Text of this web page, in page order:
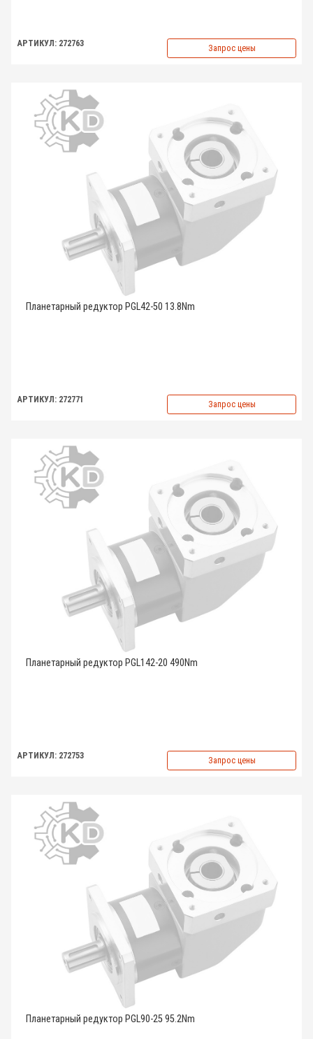
АРТИКУЛ: 272763 Запрос цены
Планетарный редуктор PGL42-50 13.8Nm
АРТИКУЛ: 272771 Запрос цены
Планетарный редуктор PGL142-20 490Nm
АРТИКУЛ: 272753 Запрос цены
Планетарный редуктор PGL90-25 95.2Nm